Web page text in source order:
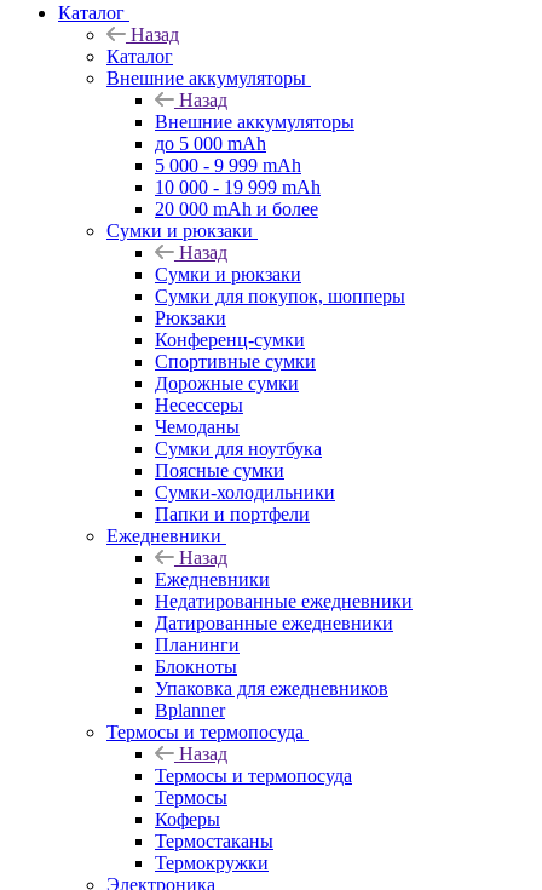
Каталог
Назад
Каталог
Внешние аккумуляторы
Назад
Внешние аккумуляторы
до 5 000 mAh
5 000 - 9 999 mAh
10 000 - 19 999 mAh
20 000 mAh и более
Сумки и рюкзаки
Назад
Сумки и рюкзаки
Сумки для покупок, шопперы
Рюкзаки
Конференц-сумки
Спортивные сумки
Дорожные сумки
Несессеры
Чемоданы
Сумки для ноутбука
Поясные сумки
Сумки-холодильники
Папки и портфели
Ежедневники
Назад
Ежедневники
Недатированные ежедневники
Датированные ежедневники
Планинги
Блокноты
Упаковка для ежедневников
Bplanner
Термосы и термопосуда
Назад
Термосы и термопосуда
Термосы
Коферы
Термостаканы
Термокружки
Электроника